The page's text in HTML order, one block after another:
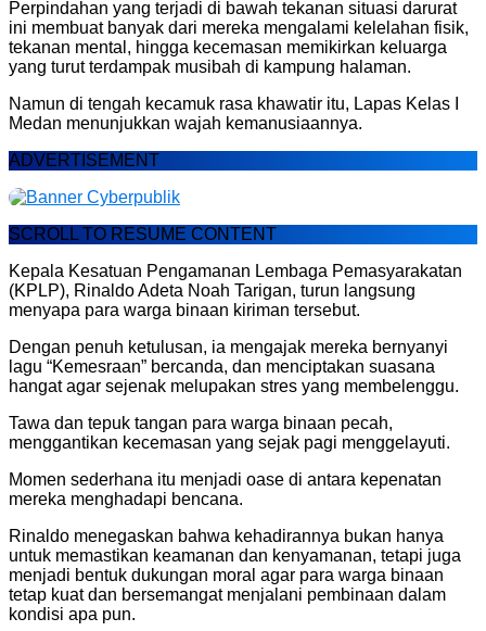
Perpindahan yang terjadi di bawah tekanan situasi darurat
ini membuat banyak dari mereka mengalami kelelahan fisik,
tekanan mental, hingga kecemasan memikirkan keluarga
yang turut terdampak musibah di kampung halaman.
Namun di tengah kecamuk rasa khawatir itu, Lapas Kelas I
Medan menunjukkan wajah kemanusiaannya.
ADVERTISEMENT
SCROLL TO RESUME CONTENT
Kepala Kesatuan Pengamanan Lembaga Pemasyarakatan
(KPLP), Rinaldo Adeta Noah Tarigan, turun langsung
menyapa para warga binaan kiriman tersebut.
Dengan penuh ketulusan, ia mengajak mereka bernyanyi
lagu “Kemesraan” bercanda, dan menciptakan suasana
hangat agar sejenak melupakan stres yang membelenggu.
Tawa dan tepuk tangan para warga binaan pecah,
menggantikan kecemasan yang sejak pagi menggelayuti.
Momen sederhana itu menjadi oase di antara kepenatan
mereka menghadapi bencana.
Rinaldo menegaskan bahwa kehadirannya bukan hanya
untuk memastikan keamanan dan kenyamanan, tetapi juga
menjadi bentuk dukungan moral agar para warga binaan
tetap kuat dan bersemangat menjalani pembinaan dalam
kondisi apa pun.